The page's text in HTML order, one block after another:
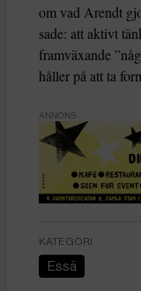
om vad Arendt
sade: att aktivt
framväxande
håller på att ta
ANNONS
KATEGORI
Essä